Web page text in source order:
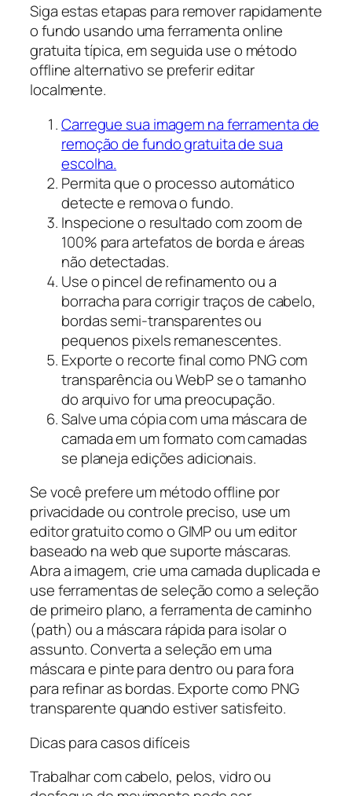
Siga estas etapas para remover rapidamente
o fundo usando uma ferramenta online
gratuita típica, em seguida use o método
offline alternativo se preferir editar
localmente.
Carregue sua imagem na ferramenta de
remoção de fundo gratuita de sua
escolha.
Permita que o processo automático
detecte e remova o fundo.
Inspecione o resultado com zoom de
100% para artefatos de borda e áreas
não detectadas.
Use o pincel de refinamento ou a
borracha para corrigir traços de cabelo,
bordas semi-transparentes ou
pequenos pixels remanescentes.
Exporte o recorte final como PNG com
transparência ou WebP se o tamanho
do arquivo for uma preocupação.
Salve uma cópia com uma máscara de
camada em um formato com camadas
se planeja edições adicionais.
Se você prefere um método offline por
privacidade ou controle preciso, use um
editor gratuito como o GIMP ou um editor
baseado na web que suporte máscaras.
Abra a imagem, crie uma camada duplicada e
use ferramentas de seleção como a seleção
de primeiro plano, a ferramenta de caminho
(path) ou a máscara rápida para isolar o
assunto. Converta a seleção em uma
máscara e pinte para dentro ou para fora
para refinar as bordas. Exporte como PNG
transparente quando estiver satisfeito.
Dicas para casos difíceis
Trabalhar com cabelo, pelos, vidro ou